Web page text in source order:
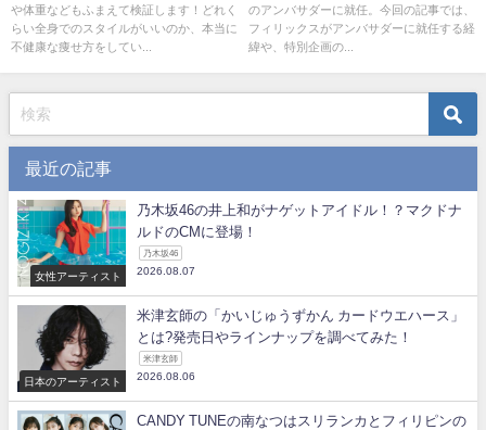
や体重などもふまえて検証します！どれく
らい全身でのスタイルがいいのか、本当に
不健康な痩せ方をしてい...
のアンバサダーに就任。今回の記事では、
フィリックスがアンバサダーに就任する経
緯や、特別企画の...
最近の記事
女性アーティスト
乃木坂46の井上和がナゲットアイドル！？マクドナ
ルドのCMに登場！
乃木坂46
2026.08.07
日本のアーティスト
米津玄師の「かいじゅうずかん カードウエハース」
とは?発売日やラインナップを調べてみた！
米津玄師
2026.08.06
CANDY TUNEの南なつはスリランカとフィリピンの